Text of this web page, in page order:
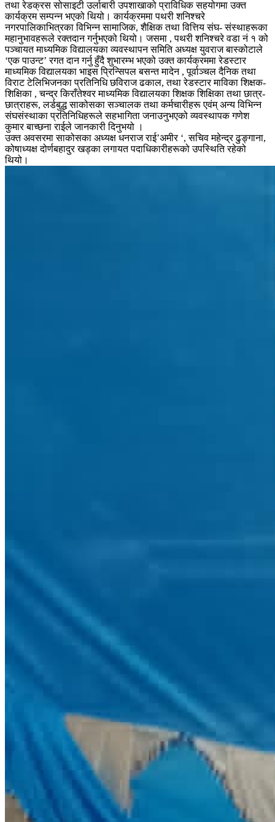
तथा रेडक्रस सोसाइटी उर्लाबारी उपशाखाको प्राविधिक सहयोगमा उक्त
कार्यक्रम सम्पन्न भएको थियो। कार्यक्रममा पथरी शनिश्चरे
नगरपालिकाभित्रका विभिन्न सामाजिक, शैक्षिक तथा वित्तिय संघ- संस्थाहरूका
महानुभावहरूले रक्तदान गर्नुभएको थियो। जसमा , पथरी शनिश्चरे वडा नं १ को
पञ्चायत माध्यमिक विद्यालयका व्यवस्थापन समिति अध्यक्ष युवराज बास्कोटाले
‘एक पाउन्ट’ रगत दान गर्नु हुँदै शुभारम्भ भएको उक्त कार्यक्रममा रेडस्टार
माध्यमिक विद्यालयका भाइस प्रिन्सिपल बसन्त मादेन , पूर्वाञ्चल दैनिक तथा
विराट टेलिभिजनका प्रतिनिधि छविराज ढकाल, तथा रेडस्टार माविका शिक्षक-
शिक्षिका , चन्द्र किराँतेश्वर माध्यमिक विद्यालयका शिक्षक शिक्षिका तथा छात्र-
छात्राहरू, लर्डबुद्ध साकोसका सञ्चालक तथा कर्मचारीहरू एवंम् अन्य विभिन्न
संघसंस्थाका प्रतिनिधिहरूले सहभागिता जनाउनुभएको व्यवस्थापक गणेश
कुमार बाच्छना राईले जानकारी दिनुभयो ।
उक्त अवसरमा साकोसका अध्यक्ष धनराज राई’अमीर ‘, सचिव महेन्द्र ढुङ्गाना,
कोषाध्यक्ष दोर्णबहादुर खड्का लगायत पदाधिकारीहरूको उपस्थिति रहेको
थियो।